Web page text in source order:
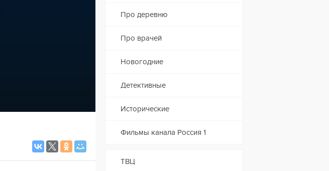
Про деревню
Про врачей
Новогодние
Детективные
Исторические
Фильмы канала Россия 1
ТВЦ